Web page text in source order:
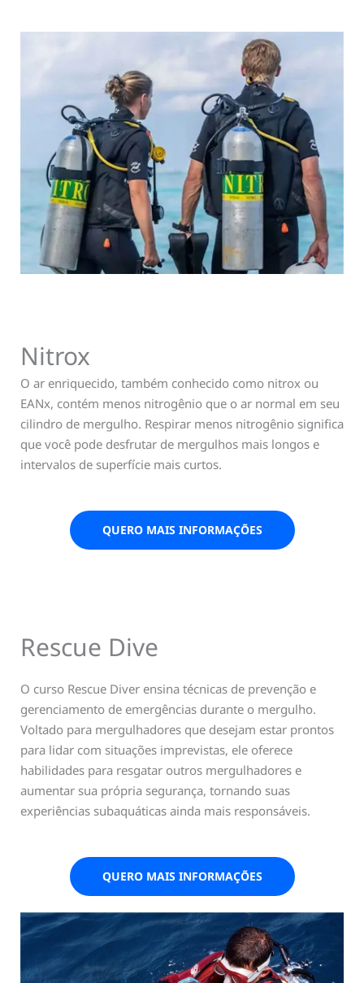
Nitrox
O ar enriquecido, também conhecido como nitrox ou
EANx, contém menos nitrogênio que o ar normal em seu
cilindro de mergulho. Respirar menos nitrogênio significa
que você pode desfrutar de mergulhos mais longos e
intervalos de superfície mais curtos.
QUERO MAIS INFORMAÇÕES
Rescue Dive
O curso Rescue Diver ensina técnicas de prevenção e
gerenciamento de emergências durante o mergulho.
Voltado para mergulhadores que desejam estar prontos
para lidar com situações imprevistas, ele oferece
habilidades para resgatar outros mergulhadores e
aumentar sua própria segurança, tornando suas
experiências subaquáticas ainda mais responsáveis.
QUERO MAIS INFORMAÇÕES